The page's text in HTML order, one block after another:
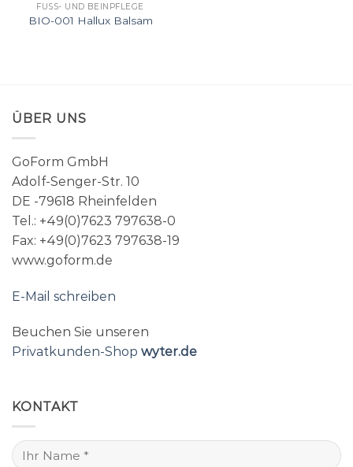
FUSS- UND BEINPFLEGE
BIO-001 Hallux Balsam
ÜBER UNS
GoForm GmbH
Adolf-Senger-Str. 10
DE -79618 Rheinfelden
Tel.: +49(0)7623 797638-0
Fax: +49(0)7623 797638-19
www.goform.de
E-Mail schreiben
Beuchen Sie unseren
Privatkunden-Shop wyter.de
KONTAKT